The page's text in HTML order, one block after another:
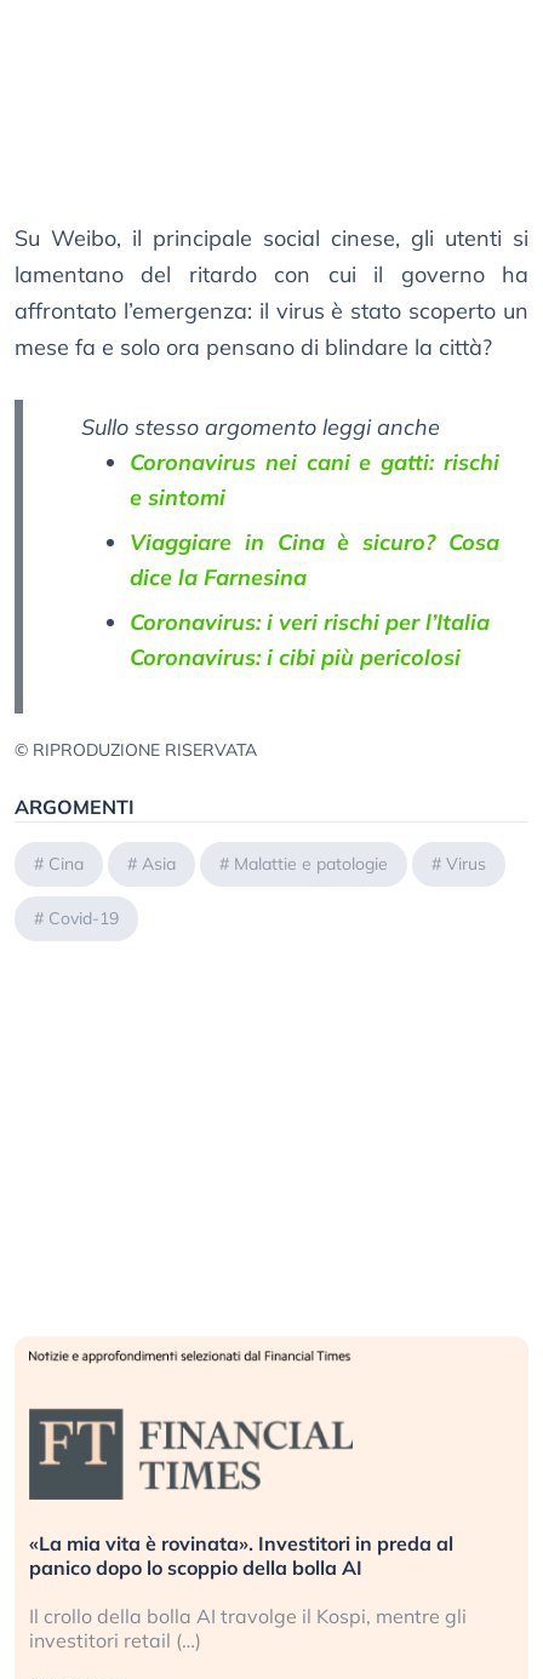
Su Weibo, il principale social cinese, gli utenti si
lamentano del ritardo con cui il governo ha
affrontato l’emergenza: il virus è stato scoperto un
mese fa e solo ora pensano di blindare la città?
Sullo stesso argomento leggi anche
Coronavirus nei cani e gatti: rischi
e sintomi
Viaggiare in Cina è sicuro? Cosa
dice la Farnesina
Coronavirus: i veri rischi per l’Italia
Coronavirus: i cibi più pericolosi
© RIPRODUZIONE RISERVATA
ARGOMENTI
# Cina # Asia # Malattie e patologie # Virus
# Covid-19
«La mia vita è rovinata». Investitori in preda al
panico dopo lo scoppio della bolla AI
Il crollo della bolla AI travolge il Kospi, mentre gli
investitori retail (…)